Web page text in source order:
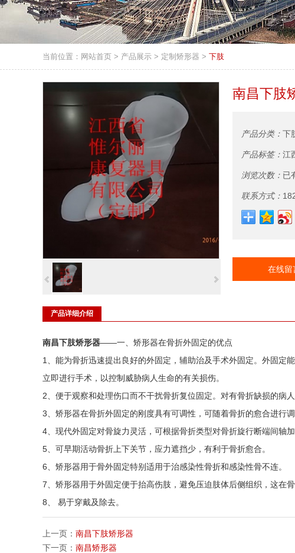
当前位置： 网站首页 > 产品展示 > 定制矫形器 > 下肢
南昌下肢
产品分类： 下
产品标签： 江
浏览次数： 已
联系方式：
在线留
产品详细介绍
南昌下肢矫形器——一、矫形器在骨折外固定的优点
1、能为骨折迅速提出良好的外固定，辅助治及手术外固定。外固定
立即进行手术，以控制威胁病人生命的有关损伤。
2、便于观察和处理伤口而不干扰骨折复位固定。对有骨折缺损的病
3、矫形器在骨折外固定的刚度具有可调性，可随着骨折的愈合进行调
4、现代外固定对骨旋力灵活，可根据骨折类型对骨折旋行断端间轴
5、可早期活动骨折上下关节，应力遮挡少，有利于骨折愈合。
6、矫形器用于骨外固定特别适用于治感染性骨折和感染性骨不连。
7、矫形器用于外固定便于抬高伤肢，避免压迫肢体后侧组织，这在
8、 易于穿戴及除去。
上一页： 南昌下肢矫形器
下一页： 南昌矫形器